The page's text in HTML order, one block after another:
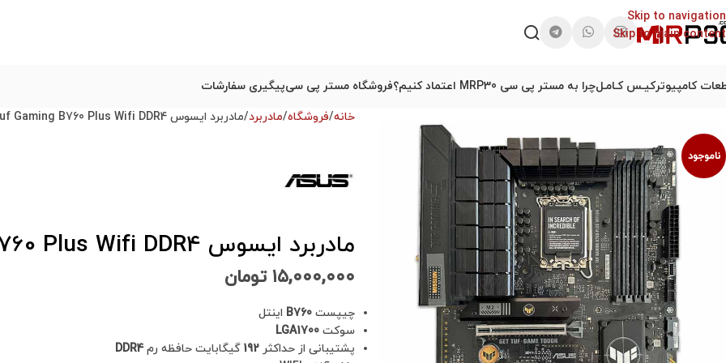
Skip to navigation
Skip to main content
کامپیوترکیـس کـامـلچرا به مستر پی سی MRP30 اعتماد کنیم؟ فروشگاه مستر پی سیپیگیری سفارشات
ناموجود
خانه فروشگاه مادربرد مادربرد ایسوس Asus Tuf Gaming B760 Plus Wifi DDR4 استوک
مادربرد ایسوس Asus Tuf Gaming B760 Plus Wifi DDR4 استوک
۱۵,۰۰۰,۰۰۰ تومان
چیپست B760 اینتل
سوکت LGA1700
پشتیبانی از حداکثر 192 گیگابایت حافظه رمDDR4